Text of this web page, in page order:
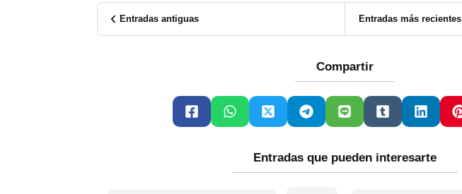
Entradas antiguas Entradas más recientes
Compartir
Entradas que pueden interesarte